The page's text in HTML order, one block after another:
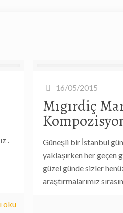
.
oku
16/05/2015
Mıgırdiç
Güneşli bir İstanbul
yaklaşırken her geçen
güzel günde sizler
araştırmalarımız